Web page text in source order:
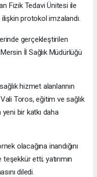
Fizik Tedavi Ünitesi ile
protokol imzalandı.
gerçekleştirilen
İl Sağlık Müdürlüğü
hizmet alanlarının
Toros, eğitim ve sağlık
yeni bir katkı daha
olacağına inandığını
etti; yatırımın
diledi.